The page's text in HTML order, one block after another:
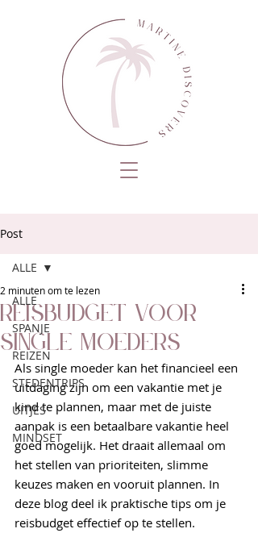
Post
ALLE
SPANJE
REIZEN
STEDENTRIPS
UITJES
MINDSET
ALLE
Reisbudget voor
single moeders
2 minuten om te lezen
Als single moeder kan het financieel een
uitdaging zijn om een vakantie met je
kind te plannen, maar met de juiste
aanpak is een betaalbare vakantie heel
goed mogelijk. Het draait allemaal om
het stellen van prioriteiten, slimme
keuzes maken en vooruit plannen. In
deze blog deel ik praktische tips om je
reisbudget effectief op te stellen.